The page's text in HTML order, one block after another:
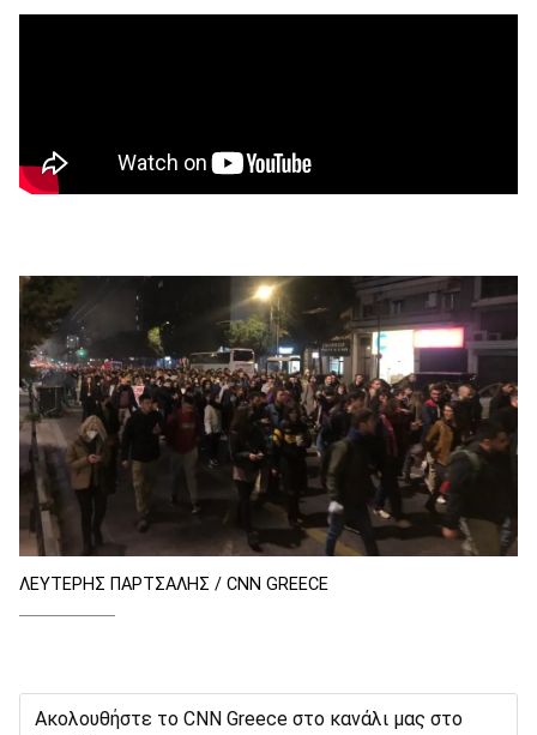
ΛΕΥΤΕΡΗΣ ΠΑΡΤΣΑΛΗΣ / CNN GREECE
Ακολουθήστε το CNN Greece στο κανάλι μας στο